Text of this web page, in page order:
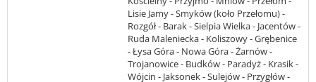
Lisie Jamy - Smyków (koło Przełomu) -
Rozgół - Barak - Sielpia Wielka - Jacentów -
Ruda Maleniecka - Koliszowy - Grębenice
- Łysa Góra - Nowa Góra - Żarnów -
Trojanowice - Budków - Paradyż - Krasik -
Wójcin - Jaksonek - Sulejów - Przygłów -